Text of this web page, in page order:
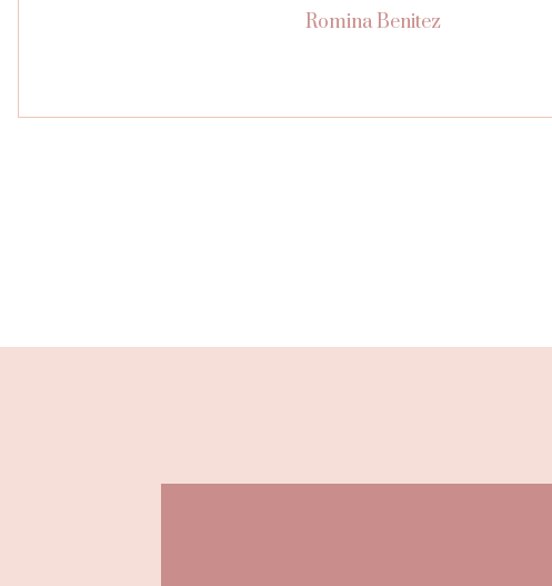
Romina Benitez